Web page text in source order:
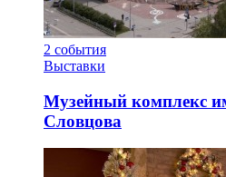
2 события
Выставки
Музейный комплекс
Словцова